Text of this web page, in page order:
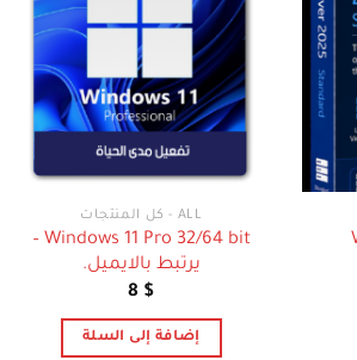
ALL - كل المنتجات
Windows 11 Pro 32/64 bit –
يرتبط بالايميل.
8 $
إضافة إلى السلة